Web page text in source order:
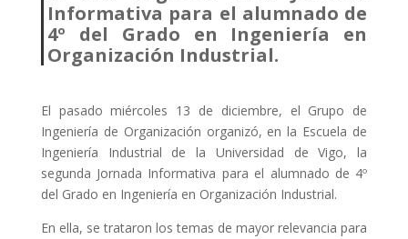
Informativa para el alumnado de
4º del Grado en Ingeniería en
Organización Industrial.
El pasado miércoles 13 de diciembre, el Grupo de
Ingeniería de Organización organizó, en la Escuela de
Ingeniería Industrial de la Universidad de Vigo, la
segunda Jornada Informativa para el alumnado de 4º
del Grado en Ingeniería en Organización Industrial.
En ella, se trataron los temas de mayor relevancia para